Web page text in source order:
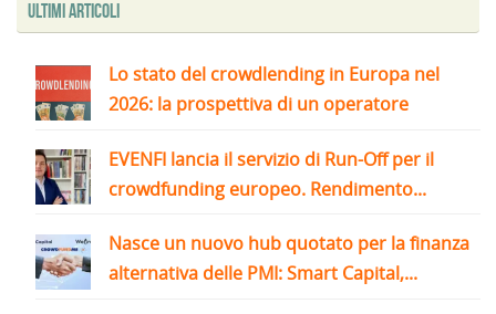
Ultimi articoli
Lo stato del crowdlending in Europa nel
2026: la prospettiva di un operatore
EVENFI lancia il servizio di Run-Off per il
crowdfunding europeo. Rendimento...
Nasce un nuovo hub quotato per la finanza
alternativa delle PMI: Smart Capital,...